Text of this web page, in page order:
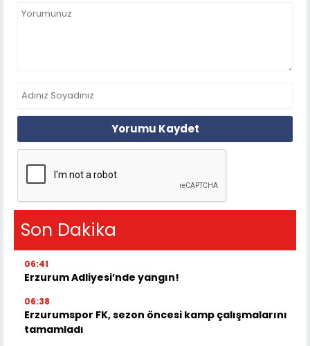
Yorumu Kaydet
Son Dakika
06:41
Erzurum Adliyesi’nde yangın!
06:38
Erzurumspor FK, sezon öncesi kamp çalışmalarını
tamamladı